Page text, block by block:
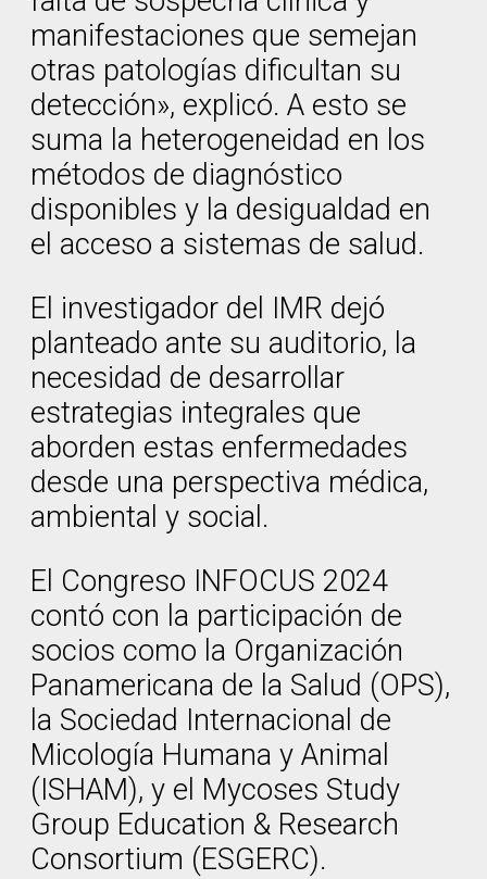
manifestaciones que semejan
otras patologías dificultan su
detección», explicó. A esto se
suma la heterogeneidad en los
métodos de diagnóstico
disponibles y la desigualdad en
el acceso a sistemas de salud.
El investigador del IMR dejó
planteado ante su auditorio, la
necesidad de desarrollar
estrategias integrales que
aborden estas enfermedades
desde una perspectiva médica,
ambiental y social.
El Congreso INFOCUS 2024
contó con la participación de
socios como la Organización
Panamericana de la Salud (OPS),
la Sociedad Internacional de
Micología Humana y Animal
(ISHAM), y el Mycoses Study
Group Education & Research
Consortium (ESGERC).